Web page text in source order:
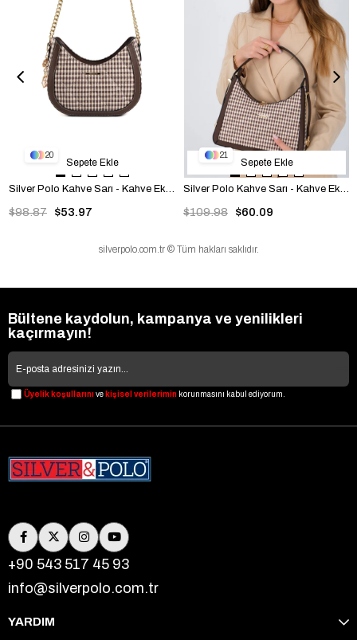
20
$53.97
$98.87
Sepete Ekle
21
$60.09
$109.98
Sepete Ekle
silverpolo.com.tr © Tüm hakları saklıdır.
Bültene kaydolun, kampanya ve yenilikleri
kaçırmayın!
Üyelik koşullarınıve kişisel verilerimin korunmasını kabul ediyorum.
+90 543 517 45 93
info@silverpolo.com.tr
YARDIM